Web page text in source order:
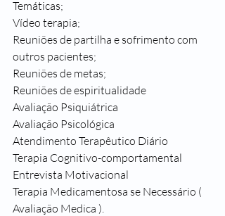
Temáticas;
Vídeo terapia;
Reuniões de partilha e sofrimento com
outros pacientes;
Reuniões de metas;
Reuniões de espiritualidade
Avaliação Psiquiátrica
Avaliação Psicológica
Atendimento Terapêutico Diário
Terapia Cognitivo-comportamental
Entrevista Motivacional
Terapia Medicamentosa se Necessário (
Avaliação Medica ).